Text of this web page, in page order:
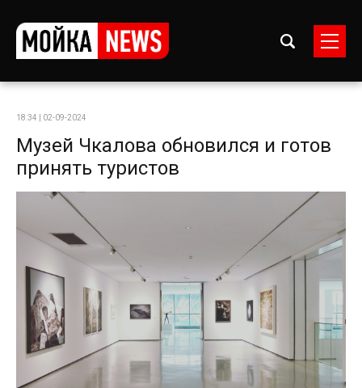
18:34 | 02-09-2024
Музей Чкалова обновился и готов
принять туристов